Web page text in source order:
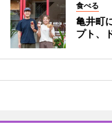
食べる
亀井町
プト、